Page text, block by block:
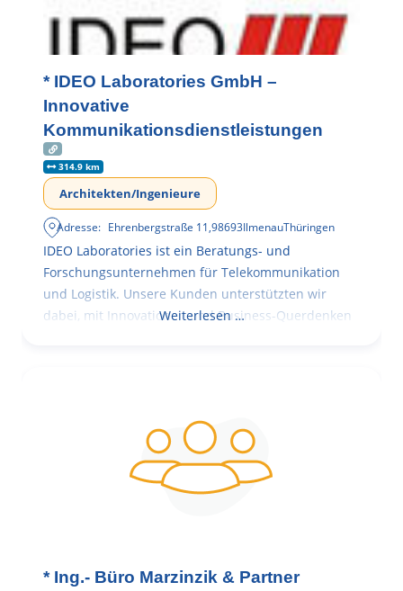
* IDEO Laboratories GmbH –
Innovative
Kommunikationsdienstleistungen
314.9 km
Architekten/Ingenieure
Adresse: Ehrenbergstraße 11,98693IlmenauThüringen
IDEO Laboratories ist ein Beratungs- und
Forschungsunternehmen für Telekommunikation
und Logistik. Unsere Kunden unterstützten wir
dabei, mit Innovationen und Business-Querdenken
Weiterlesen …
* Ing.- Büro Marzinzik & Partner